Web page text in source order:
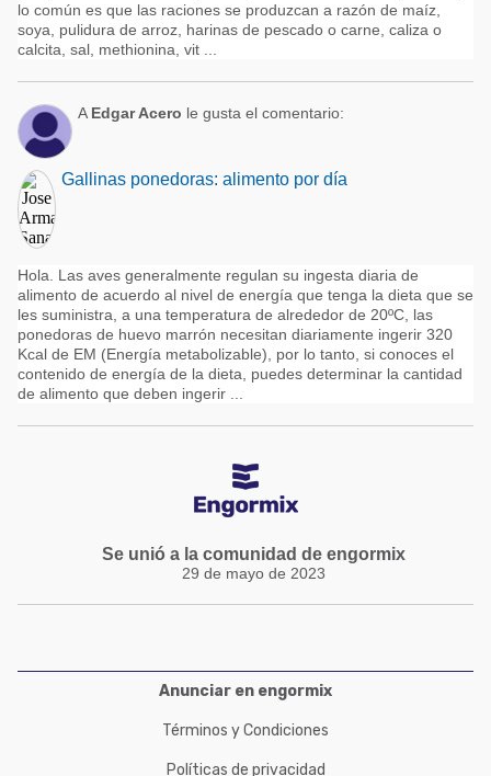
lo común es que las raciones se produzcan a razón de maíz,
soya, pulidura de arroz, harinas de pescado o carne, caliza o
calcita, sal, methionina, vit ...
A Edgar Acero le gusta el comentario:
Gallinas ponedoras: alimento por día
Hola. Las aves generalmente regulan su ingesta diaria de
alimento de acuerdo al nivel de energía que tenga la dieta que se
les suministra, a una temperatura de alrededor de 20ºC, las
ponedoras de huevo marrón necesitan diariamente ingerir 320
Kcal de EM (Energía metabolizable), por lo tanto, si conoces el
contenido de energía de la dieta, puedes determinar la cantidad
de alimento que deben ingerir ...
Se unió a la comunidad de engormix
29 de mayo de 2023
Anunciar en engormix
Términos y Condiciones
Políticas de privacidad